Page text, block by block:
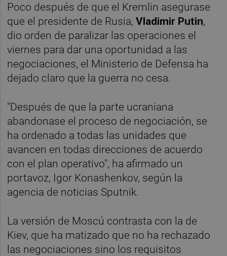
Poco después de que el Kremlin asegurase
que el presidente de Rusia,Vladimir Putin,
dio orden de paralizar las operaciones el
viernes para dar una oportunidad a las
negociaciones, el Ministerio de Defensa ha
dejado claro que la guerra no cesa.
"Después de que la parte ucraniana
abandonase el proceso de negociación, se
ha ordenado a todas las unidades que
avancen en todas direcciones de acuerdo
con el plan operativo", ha afirmado un
portavoz, Igor Konashenkov, según la
agencia de noticias Sputnik.
La versión de Moscú contrasta con la de
Kiev, que ha matizado que no ha rechazado
las negociaciones sino los requisitos